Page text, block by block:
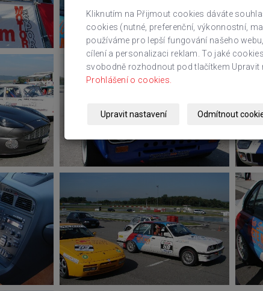
Kliknutím na Přijmout cookies dáváte
cookies (nutné, preferenční, výkonnostní,
používáme pro lepší fungování našeho
cílení a personalizaci reklam. To jaké
svobodně rozhodnout pod tlačítkem Upravit
Prohlášení o cookies.
Upravit nastavení Odmítnout